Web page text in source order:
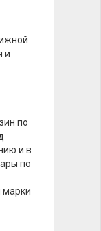
и
по
и в
по
марки